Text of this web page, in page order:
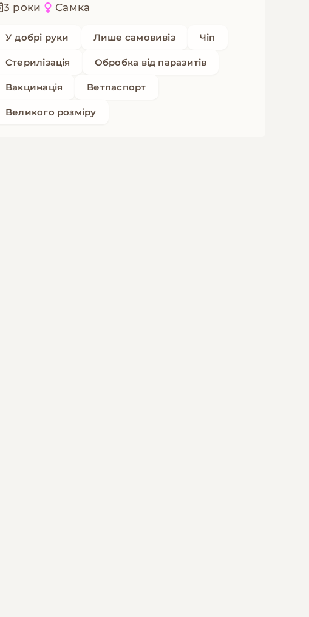
3 роки Самка
У добрі руки Лише самовивіз Чіп
Стерилізація Обробка від паразитів
Вакцинація Ветпаспорт
Великого розміру